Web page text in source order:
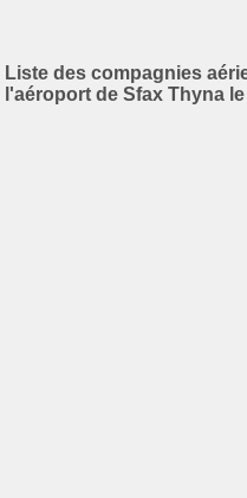
Liste des compagnies
l'aéroport de Sfax Thyna